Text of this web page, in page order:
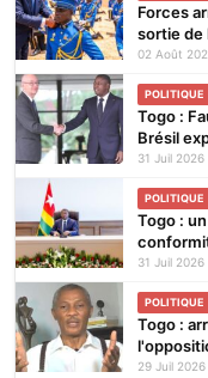
Forces
sortie de
30e
02 Août
POLITIQUE
Togo :
Brésil
31 Juil 2026
POLITIQUE
Togo :
marché
31 Juil 2026
POLITIQUE
Togo :
29 Juil 2026